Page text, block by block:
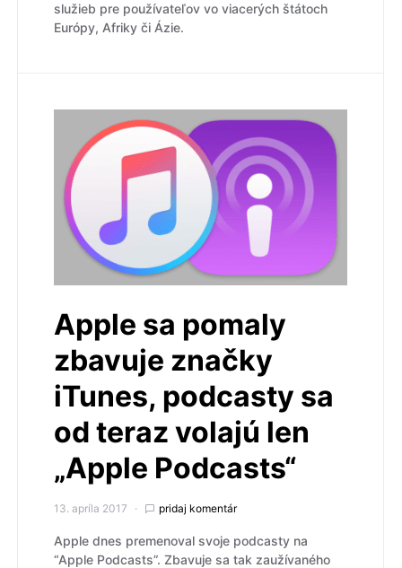
služieb pre používateľov vo viacerých štátoch
Európy, Afriky či Ázie.
Apple sa pomaly
zbavuje značky
iTunes, podcasty sa
od teraz volajú len
„Apple Podcasts“
13. apríla 2017 pridaj komentár
Apple dnes premenoval svoje podcasty na
“Apple Podcasts”. Zbavuje sa tak zaužívaného